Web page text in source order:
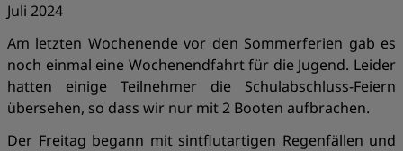
Juli 2024
Am letzten Wochenende vor den Sommerferien gab es
noch einmal eine Wochenendfahrt für die Jugend. Leider
hatten einige Teilnehmer die Schulabschluss-Feiern
übersehen, so dass wir nur mit 2 Booten aufbrachen.
Der Freitag begann mit sintflutartigen Regenfällen und